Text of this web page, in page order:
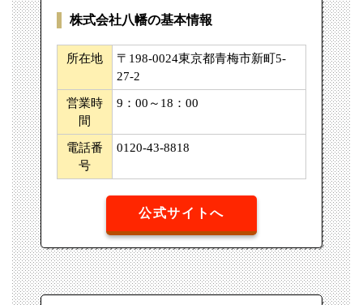
株式会社八幡の基本情報
所在地
〒198-0024東京都青梅市新町5-
27-2
営業時
間
9：00～18：00
電話番
号
0120-43-8818
公式サイトへ